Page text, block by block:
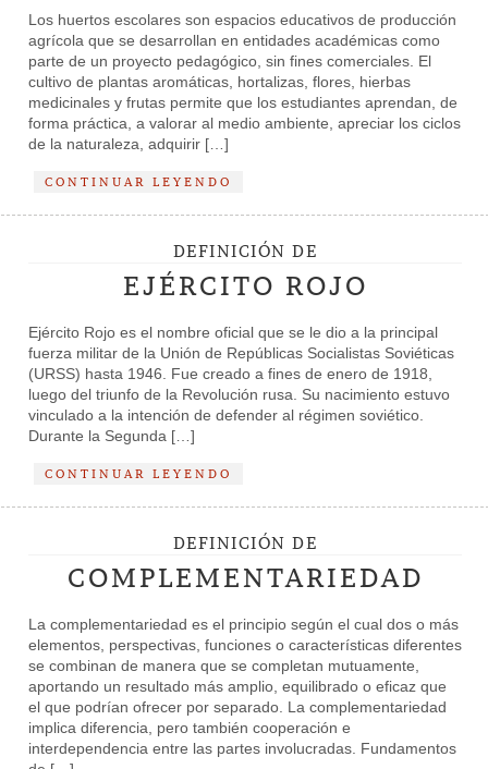
Los huertos escolares son espacios educativos de producción
agrícola que se desarrollan en entidades académicas como
parte de un proyecto pedagógico, sin fines comerciales. El
cultivo de plantas aromáticas, hortalizas, flores, hierbas
medicinales y frutas permite que los estudiantes aprendan, de
forma práctica, a valorar al medio ambiente, apreciar los ciclos
de la naturaleza, adquirir […]
CONTINUAR LEYENDO
DEFINICIÓN DE
EJÉRCITO ROJO
Ejército Rojo es el nombre oficial que se le dio a la principal
fuerza militar de la Unión de Repúblicas Socialistas Soviéticas
(URSS) hasta 1946. Fue creado a fines de enero de 1918,
luego del triunfo de la Revolución rusa. Su nacimiento estuvo
vinculado a la intención de defender al régimen soviético.
Durante la Segunda […]
CONTINUAR LEYENDO
DEFINICIÓN DE
COMPLEMENTARIEDAD
La complementariedad es el principio según el cual dos o más
elementos, perspectivas, funciones o características diferentes
se combinan de manera que se completan mutuamente,
aportando un resultado más amplio, equilibrado o eficaz que
el que podrían ofrecer por separado. La complementariedad
implica diferencia, pero también cooperación e
interdependencia entre las partes involucradas. Fundamentos